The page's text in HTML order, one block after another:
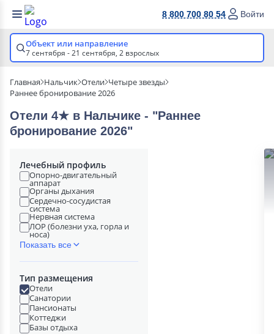
8 800 700 80 54 Войти
Объект или направление
7 сентября - 21 сентября, 2 взрослых
Главная Нальчик Отели Четыре звезды
Раннее бронирование 2026
Отели 4★ в Нальчике - "Раннее
бронирование 2026"
Лечебный профиль
Опорно-двигательный
аппарат
Органы дыхания
Сердечно-сосудистая
система
Нервная система
ЛОР (болезни уха, горла и
носа)
Показать все
Тип размещения
Отели
Санатории
Пансионаты
Коттеджи
Базы отдыха